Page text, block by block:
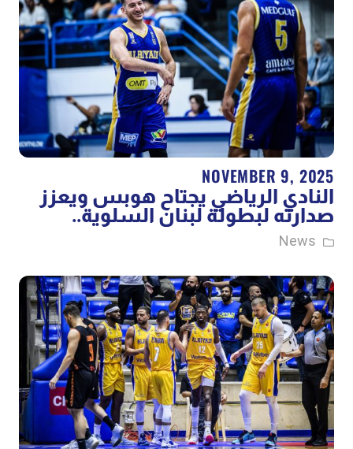
NOVEMBER 9, 2025
النادي الرياضي يجتاح هوبس ويعزز
صدارته لبطولة لبنان السلوية..
News